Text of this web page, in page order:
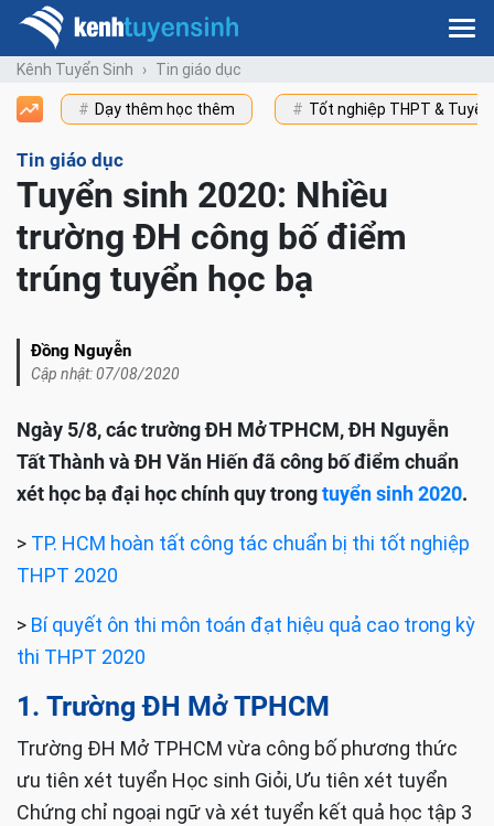
Kênh Tuyển Sinh Tin giáo dục
Dạy thêm học thêm Tốt nghiệp THPT &
Tin giáo dục
Tuyển sinh 2020: Nhiều
trường ĐH công bố điểm
trúng tuyển học bạ
Đồng Nguyễn
Cập nhật: 07/08/2020
Ngày 5/8, các trường ĐH Mở TPHCM, ĐH Nguyễn
Tất Thành và ĐH Văn Hiến đã công bố điểm chuẩn
xét học bạ đại học chính quy trongtuyển sinh 2020.
> TP. HCM hoàn tất công tác chuẩn bị thi tốt nghiệp
THPT 2020
> Bí quyết ôn thi môn toán đạt hiệu quả cao trong kỳ
thi THPT 2020
1. Trường ĐH Mở TPHCM
Trường ĐH Mở TPHCM vừa công bố phương thức
ưu tiên xét tuyển Học sinh Giỏi, Ưu tiên xét tuyển
Chứng chỉ ngoại ngữ và xét tuyển kết quả học tập 3